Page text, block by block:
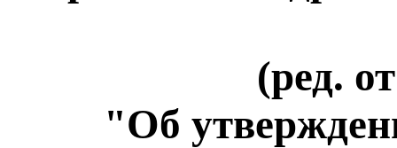
(ред.
"Об